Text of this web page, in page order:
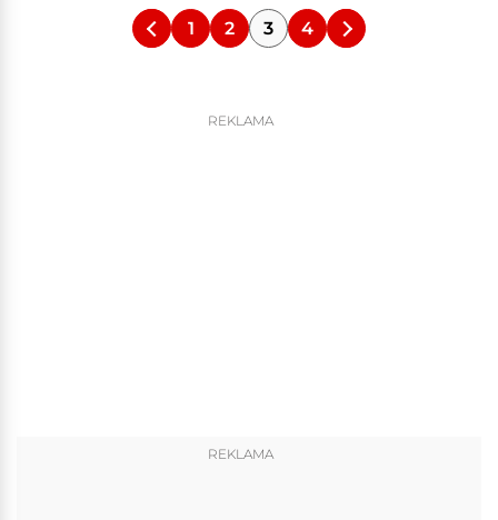
1 2 3 4
REKLAMA
REKLAMA